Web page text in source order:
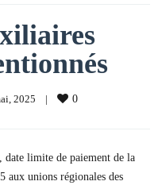
2025 | 0
date limite de paiement de la
aux unions régionales des